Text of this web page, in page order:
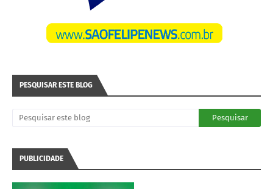
PESQUISAR ESTE BLOG
PUBLICIDADE